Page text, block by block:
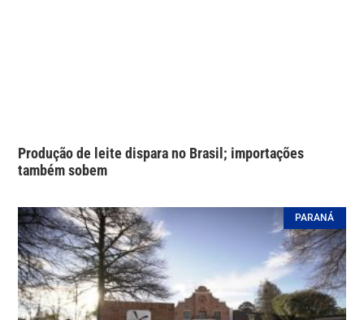
Produção de leite dispara no Brasil; importações
também sobem
PARANÁ